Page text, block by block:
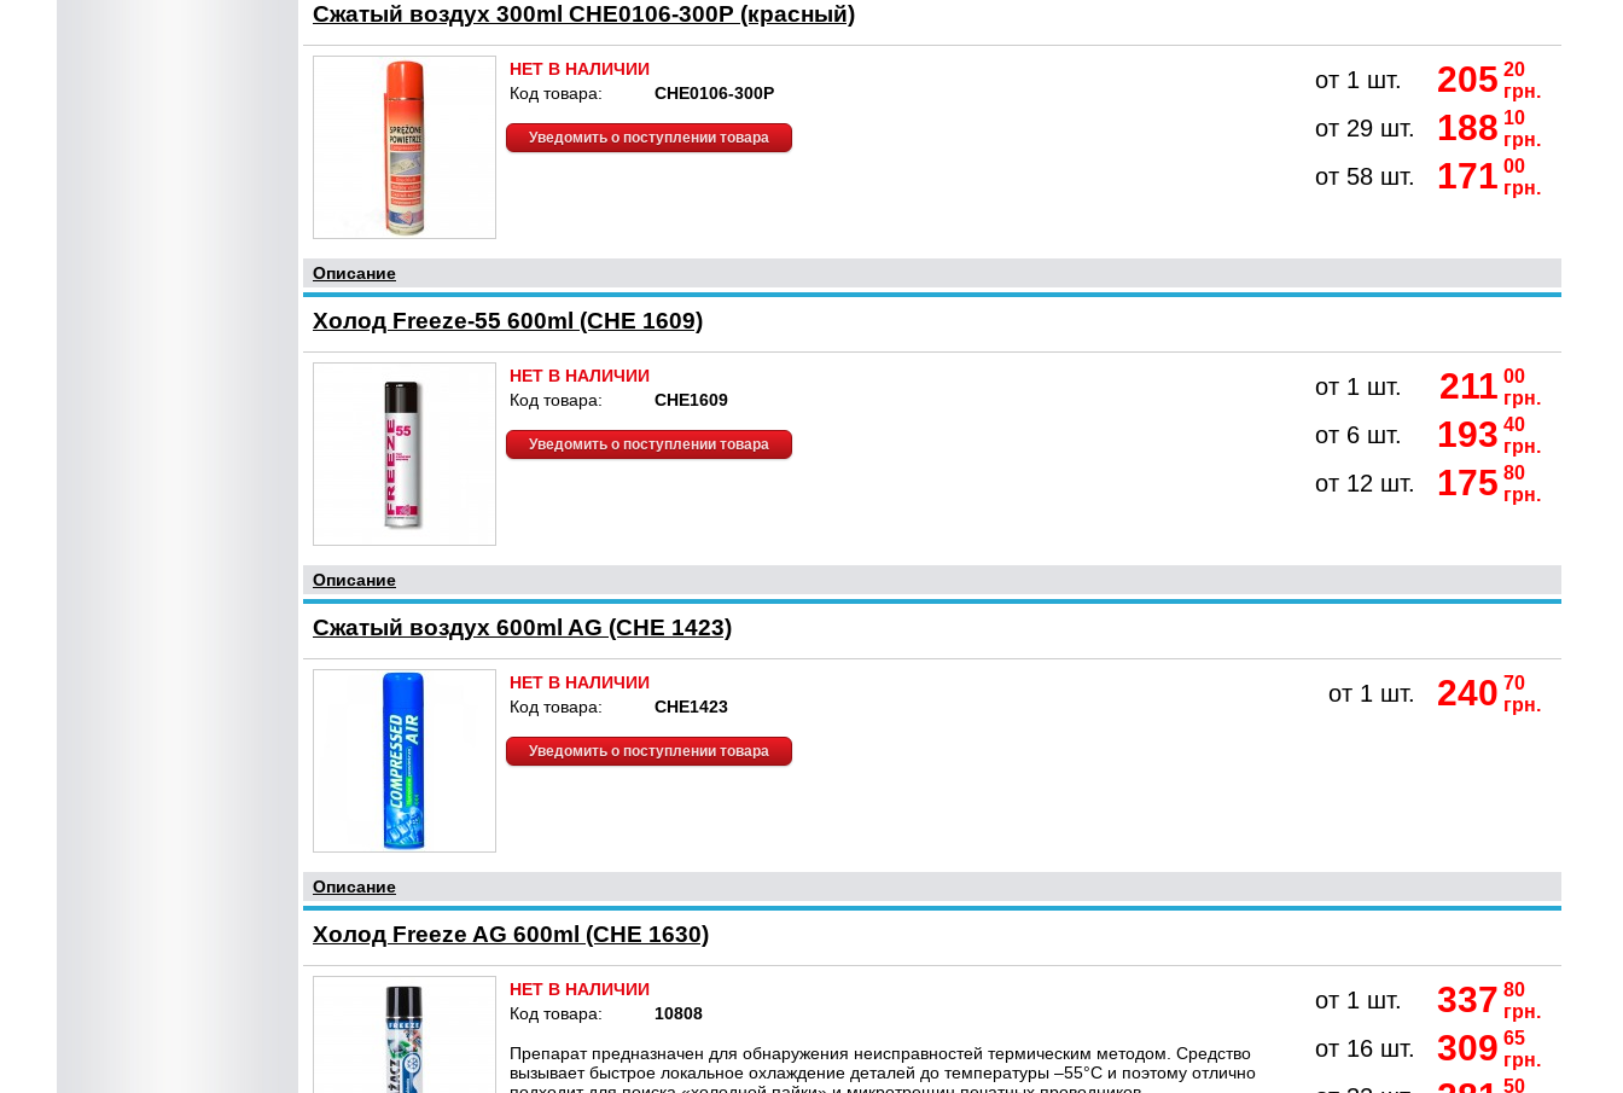
Сжатый воздух 300ml CHE0106-300P (красный)
НЕТ В НАЛИЧИИ
Код товара:
CHE0106-300P
Уведомить о поступлении товара
от 1 шт. 205 20
грн.
от 29 шт. 188 10
грн.
от 58 шт. 171 00
грн.
Описание
Холод Freeze-55 600ml (CHE 1609)
НЕТ В НАЛИЧИИ
Код товара:
CHE1609
Уведомить о поступлении товара
от 1 шт. 211 00
грн.
от 6 шт. 193 40
грн.
от 12 шт. 175 80
грн.
Описание
Сжатый воздух 600ml AG (CHE 1423)
НЕТ В НАЛИЧИИ
Код товара:
CHE1423
Уведомить о поступлении товара
от 1 шт. 240 70
грн.
Описание
Холод Freeze AG 600ml (CHE 1630)
НЕТ В НАЛИЧИИ
Код товара:
10808
Препарат предназначен для обнаружения неисправностей термическим методом. Средство
вызывает быстрое локальное охлаждение деталей до температуры –55°C и поэтому отлично
от 1 шт. 337 80
грн.
от 16 шт. 309 65
грн.
50